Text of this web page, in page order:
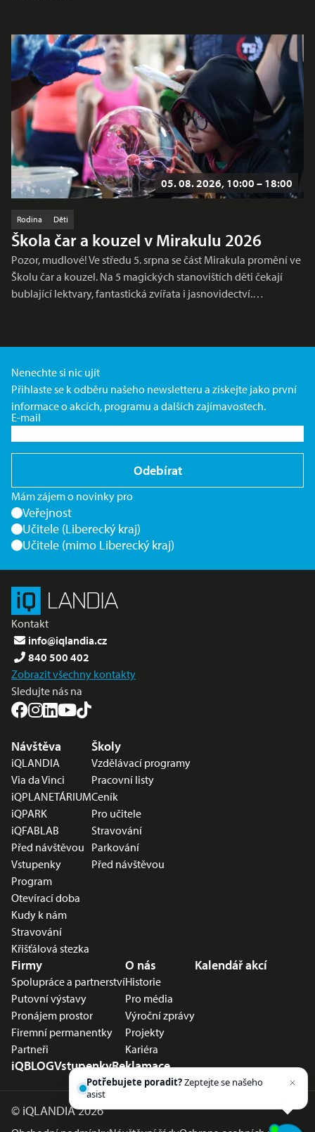
05. 08. 2026, 10:00 – 18:00
Rodina Děti
Škola čar a kouzel v Mirakulu 2026
Pozor, mudlové! Ve středu 5. srpna se část Mirakula promění ve
Školu čar a kouzel. Na 5 magických stanovištích děti čekají
bublající lektvary, fantastická zvířata i jasnovidectví.…
Nenechte si nic ujít
Přihlaste se k odběru našeho newsletteru a získejte jako první
informace o akcích, programu a dalších zajímavostech.
E-mail
Odebírat
Mám zájem o novinky pro
Veřejnost
Učitele (Liberecký kraj)
Učitele (mimo Liberecký kraj)
Kontakt
info@iqlandia.cz
840 500 402
Zobrazit všechny kontakty
Sledujte nás na
Nabídka v zápatí
Návštěva
iQLANDIA
Via da Vinci
iQPLANETÁRIUM
iQPARK
iQFABLAB
Před návštěvou
Vstupenky
Program
Otevírací doba
Kudy k nám
Stravování
Křišťálová stezka
Školy
Vzdělávací programy
Pracovní listy
Ceník
Pro učitele
Stravování
Parkování
Před návštěvou
Firmy
Spolupráce a partnerství
Putovní výstavy
Pronájem prostor
Firemní permanentky
Partneři
O nás
Historie
Pro média
Výroční zprávy
Projekty
Kariéra
Kalendář akcí
iQBLOGVstupenkyReklamace
© iQLANDIA 2026
Potřebujete poradit?Zeptejte se našeho
asistenta